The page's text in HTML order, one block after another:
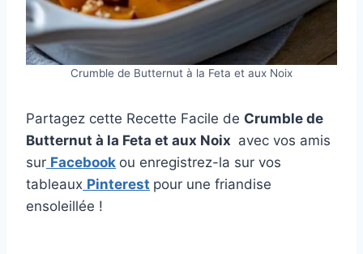
Crumble de Butternut à la Feta et aux Noix
Partagez cette Recette Facile de Crumble de
Butternut à la Feta et aux Noix avec vos amis
sur Facebook ou enregistrez-la sur vos
tableaux Pinterest pour une friandise
ensoleillée !